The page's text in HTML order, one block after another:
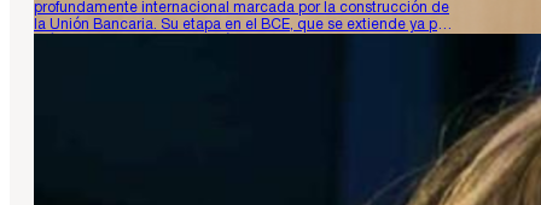
profundamente internacional marcada por la construcción de
la Unión Bancaria. Su etapa en el BCE, que se extiende ya por